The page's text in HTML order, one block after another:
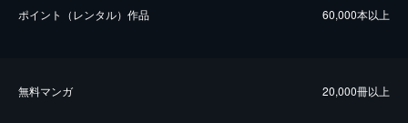
ポイント（レンタル）作品 60,000本以上
無料マンガ 20,000冊以上